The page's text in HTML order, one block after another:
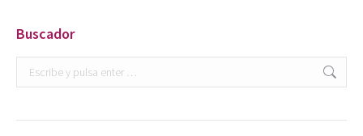
Buscador
Buscar: